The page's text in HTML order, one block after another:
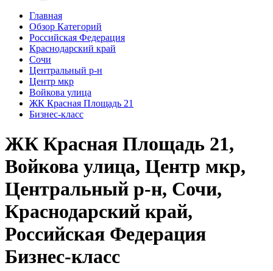
Главная
Обзор Категорий
Российская Федерация
Краснодарский край
Сочи
Центральный р-н
Центр мкр
Войкова улица
ЖК Красная Площадь 21
Бизнес-класс
ЖК Красная Площадь 21,
Войкова улица, Центр мкр,
Центральный р-н, Сочи,
Краснодарский край,
Российская Федерация
Бизнес-класс